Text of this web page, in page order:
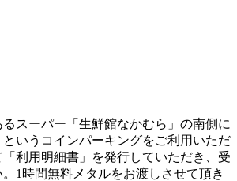
スーパー「生鮮館なかむら」の南側に
いうコインパーキングをご利用いただ
利用明細書」を発行していただき、受
1時間無料メタルをお渡しさせて頂き